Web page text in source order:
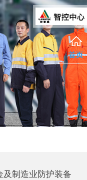
首页
及制造业防护装备